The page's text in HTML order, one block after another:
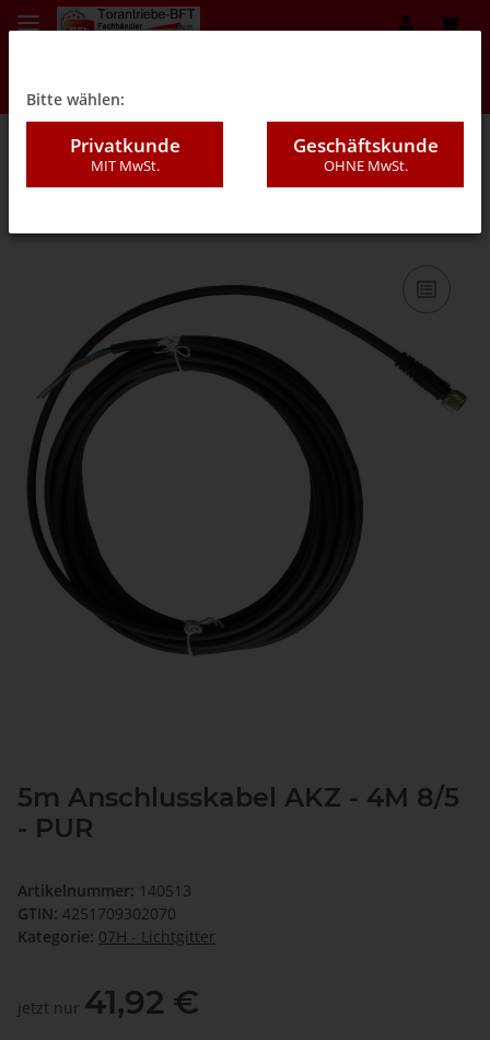
07H - Lichtgitter
5m Anschlusskabel AKZ - 4M 8/5
- PUR
Artikelnummer: 140513
GTIN: 4251709302070
Kategorie: 07H - Lichtgitter
jetzt nur 41,92 €
Bitte wählen:
Privatkunde
MIT MwSt.
Geschäftskunde
OHNE MwSt.